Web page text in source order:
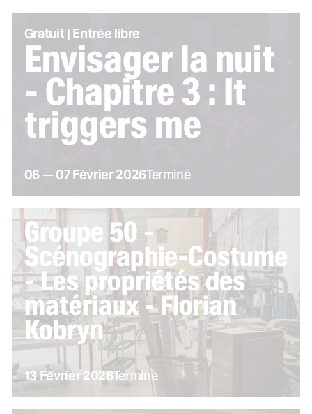
Gratuit | Entrée libre
Envisager la nuit
- Chapitre 3 : It
triggers me
du
06 — au
07 février
Février 2026Terminé
Groupe 50 -
Scénographie-Costume
- Les propriétés des
matériaux - Florian
Kobryn
13février
Février 2026Terminé
Le TnS